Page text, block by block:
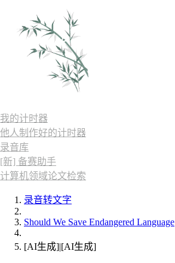
我的计时器
他人制作好的计时器
录音库
[新] 备赛助手
计算机领域论文检索
录音转文字
Should We Save Endangered Language
[AI生成]|[AI生成]